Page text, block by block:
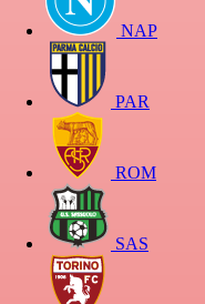
NAP
PAR
ROM
SAS